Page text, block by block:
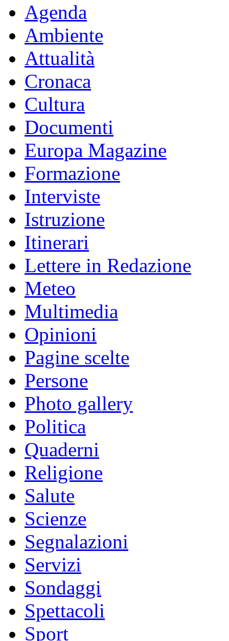
Agenda
Ambiente
Attualità
Cronaca
Cultura
Documenti
Europa Magazine
Formazione
Interviste
Istruzione
Itinerari
Lettere in Redazione
Meteo
Multimedia
Opinioni
Pagine scelte
Persone
Photo gallery
Politica
Quaderni
Religione
Salute
Scienze
Segnalazioni
Servizi
Sondaggi
Spettacoli
Sport